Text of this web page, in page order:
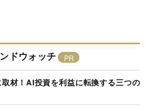
ドウォッチ
材！AI投資を利益に転換する三つの